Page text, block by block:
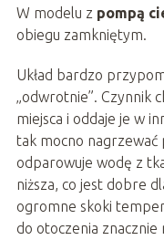
W modelu z pompą
obiegu zamkniętym.
Układ bardzo
„odwrotnie”. Czynnik
miejsca i oddaje je w
tak mocno nagrzewać
odparowuje wodę z
niższa, co jest dobre
ogromne skoki
do otoczenia znacznie